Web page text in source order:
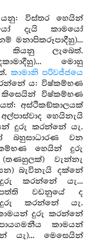
විස්තර හෙයින්
දැයි කාමයෝ
මනාපිකරූපාදීහු)...
කියනු ලැබෙත්.
මොහු
කාමානි පරිවජ්ජයෙ
ය: විෂ්කම්භණ
කිසෙයින් විෂ්කම්භණ
අස්ථිකඞ්කාලයක්
හෙයිනැයි
දුරු කරන්නේ යැ.
බහුසාධාරණ වන
හෙයින් දුරු
වැන්නැ
බැවිනැයි දක්නේ
කරන්නේ යැ...
වඩනුයේ ද
කරන්නේ යැ.
දුරු කරන්නේ
කාමයන්
යැ)... මෙසෙයින්